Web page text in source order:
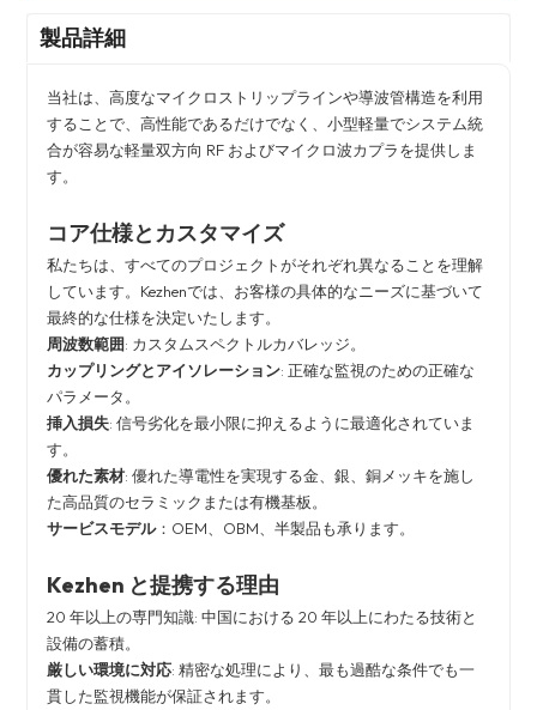
製品詳細
当社は、高度なマイクロストリップラインや導波管構造を利用
することで、高性能であるだけでなく、小型軽量でシステム統
合が容易な軽量双方向 RF およびマイクロ波カプラを提供しま
す。
コア仕様とカスタマイズ
私たちは、すべてのプロジェクトがそれぞれ異なることを理解
しています。Kezhenでは、お客様の具体的なニーズに基づいて
最終的な仕様を決定いたします。
周波数範囲: カスタムスペクトルカバレッジ。
カップリングとアイソレーション: 正確な監視のための正確な
パラメータ。
挿入損失: 信号劣化を最小限に抑えるように最適化されていま
す。
優れた素材: 優れた導電性を実現する金、銀、銅メッキを施し
た高品質のセラミックまたは有機基板。
サービスモデル：OEM、OBM、半製品も承ります。
Kezhen と提携する理由
20 年以上の専門知識: 中国における 20 年以上にわたる技術と
設備の蓄積。
厳しい環境に対応: 精密な処理により、最も過酷な条件でも一
貫した監視機能が保証されます。